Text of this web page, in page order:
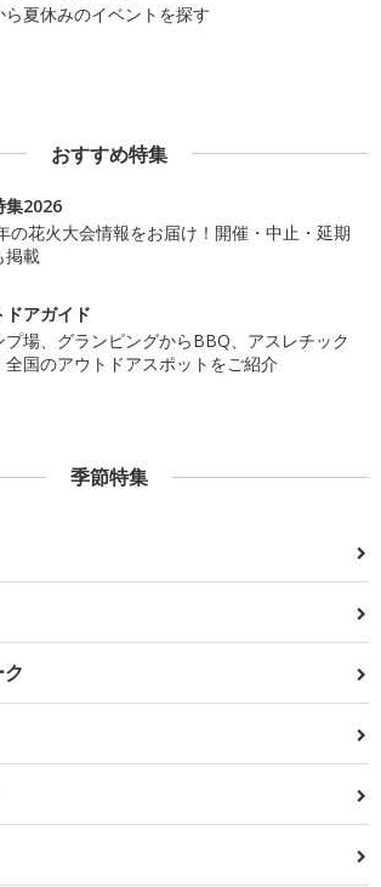
ら夏休みのイベントを探す
おすすめ特集
集2026
の花火大会情報をお届け！開催・中止・延期
掲載
ドアガイド
プ場、グランピングからBBQ、アスレチック
全国のアウトドアスポットをご紹介
季節特集